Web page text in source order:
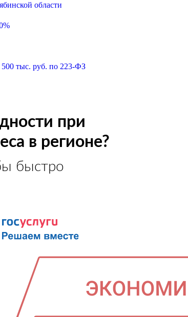
области
500 тыс. руб. по 223-ФЗ
при
в регионе?
быстро